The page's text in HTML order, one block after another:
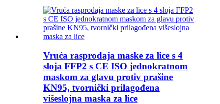
Vruća rasprodaja maske za lice s 4
sloja FFP2 s CE ISO jednokratnom
maskom za glavu protiv prašine
KN95, tvornički prilagođena
višeslojna maska za lice